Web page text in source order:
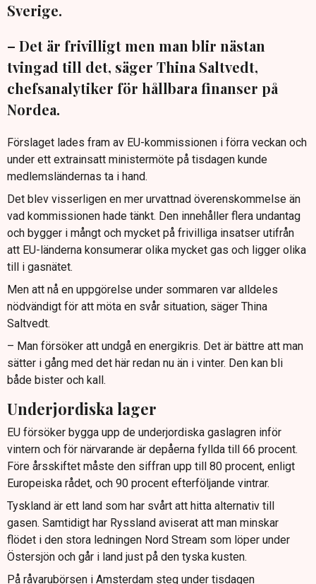
Sverige.
– Det är frivilligt men man blir nästan
tvingad till det, säger Thina Saltvedt,
chefsanalytiker för hållbara finanser på
Nordea.
Förslaget lades fram av EU-kommissionen i förra veckan och
under ett extrainsatt ministermöte på tisdagen kunde
medlemsländernas ta i hand.
Det blev visserligen en mer urvattnad överenskommelse än
vad kommissionen hade tänkt. Den innehåller flera undantag
och bygger i mångt och mycket på frivilliga insatser utifrån
att EU-länderna konsumerar olika mycket gas och ligger olika
till i gasnätet.
Men att nå en uppgörelse under sommaren var alldeles
nödvändigt för att möta en svår situation, säger Thina
Saltvedt.
– Man försöker att undgå en energikris. Det är bättre att man
sätter i gång med det här redan nu än i vinter. Den kan bli
både bister och kall.
Underjordiska lager
EU försöker bygga upp de underjordiska gaslagren inför
vintern och för närvarande är depåerna fyllda till 66 procent.
Före årsskiftet måste den siffran upp till 80 procent, enligt
Europeiska rådet, och 90 procent efterföljande vintrar.
Tyskland är ett land som har svårt att hitta alternativ till
gasen. Samtidigt har Ryssland aviserat att man minskar
flödet i den stora ledningen Nord Stream som löper under
Östersjön och går i land just på den tyska kusten.
På råvarubörsen i Amsterdam steg under tisdagen